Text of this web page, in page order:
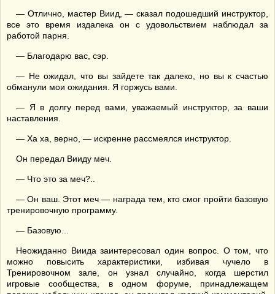
— Отлично, мастер Виид, — сказал подошедший инструктор,
все это время издалека он с удовольствием наблюдал за
работой парня.
— Благодарю вас, сэр.
— Не ожидал, что вы зайдете так далеко, но вы к счастью
обманули мои ожидания. Я горжусь вами.
— Я в долгу перед вами, уважаемый инструктор, за ваши
наставления.
— Ха ха, верно, — искренне рассмеялся инструктор.
Он передал Вииду меч.
— Что это за меч?..
— Он ваш. Этот меч — награда тем, кто смог пройти базовую
тренировочную программу.
— Базовую...
Неожиданно Виида заинтересовал один вопрос. О том, что
можно повысить характеристики, избивая чучело в
Тренировочном зале, он узнал случайно, когда шерстил
игровые сообщества, в одном форуме, принадлежащем